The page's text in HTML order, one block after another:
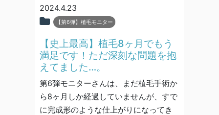
2024.4.23
【第6弾】植毛モニター
【史上最高】植毛8ヶ月でもう
満足です！ただ深刻な問題を抱
えてました…。
第6弾モニターさんは、まだ植毛手術か
ら8ヶ月しか経過していませんが、すで
に完成形のような仕上がりになってき